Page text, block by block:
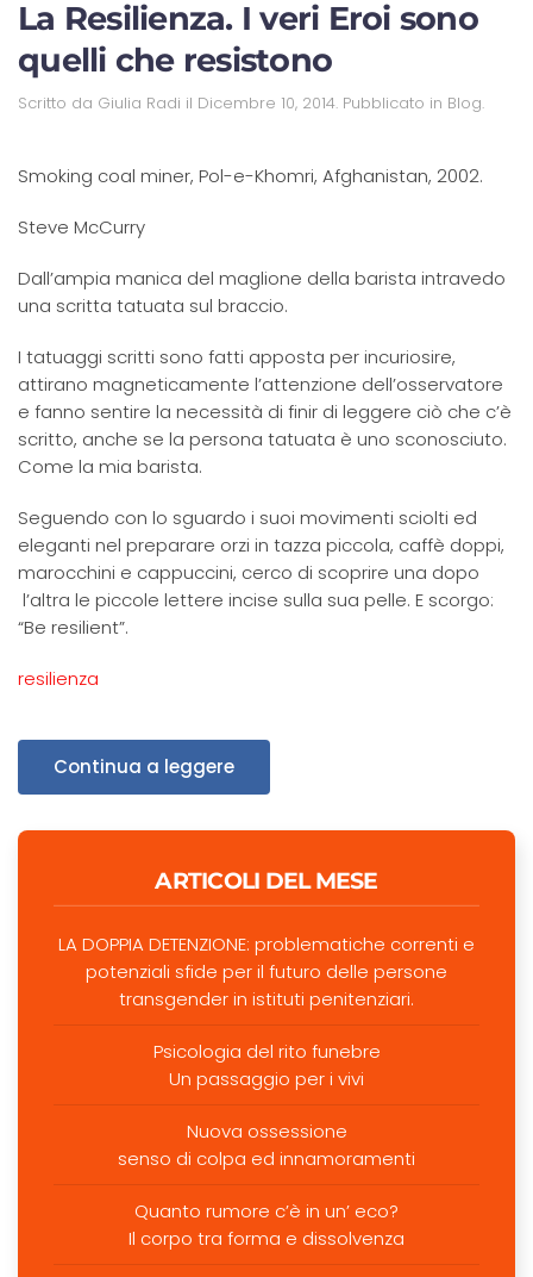
La Resilienza. I veri Eroi sono
quelli che resistono
Scritto da Giulia Radi il Dicembre 10, 2014. Pubblicato in Blog.
Smoking coal miner, Pol-e-Khomri, Afghanistan, 2002.
Steve McCurry
Dall’ampia manica del maglione della barista intravedo
una scritta tatuata sul braccio.
I tatuaggi scritti sono fatti apposta per incuriosire,
attirano magneticamente l’attenzione dell’osservatore
e fanno sentire la necessità di finir di leggere ciò che c’è
scritto, anche se la persona tatuata è uno sconosciuto.
Come la mia barista.
Seguendo con lo sguardo i suoi movimenti sciolti ed
eleganti nel preparare orzi in tazza piccola, caffè doppi,
marocchini e cappuccini, cerco di scoprire una dopo
l’altra le piccole lettere incise sulla sua pelle. E scorgo:
“Be resilient”.
resilienza
Continua a leggere
ARTICOLI DEL MESE
LA DOPPIA DETENZIONE: problematiche correnti e
potenziali sfide per il futuro delle persone
transgender in istituti penitenziari.
Psicologia del rito funebre
Un passaggio per i vivi
Nuova ossessione
senso di colpa ed innamoramenti
Quanto rumore c’è in un’ eco?
Il corpo tra forma e dissolvenza